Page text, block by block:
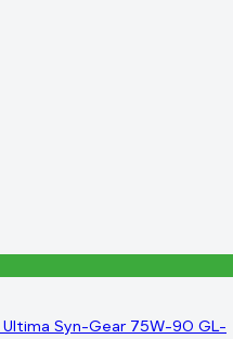
Syn-Gear 75W-90 GL-